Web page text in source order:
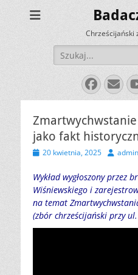
Chrześcijański
Szukaj:
E-
Zmartwychwstanie
jako fakt
Opublikowano
20 kwietnia, 2025 Autoradmin
Wykład wygłoszony przez
Wiśniewskiego i
na temat
(zbór chrześcijański przy